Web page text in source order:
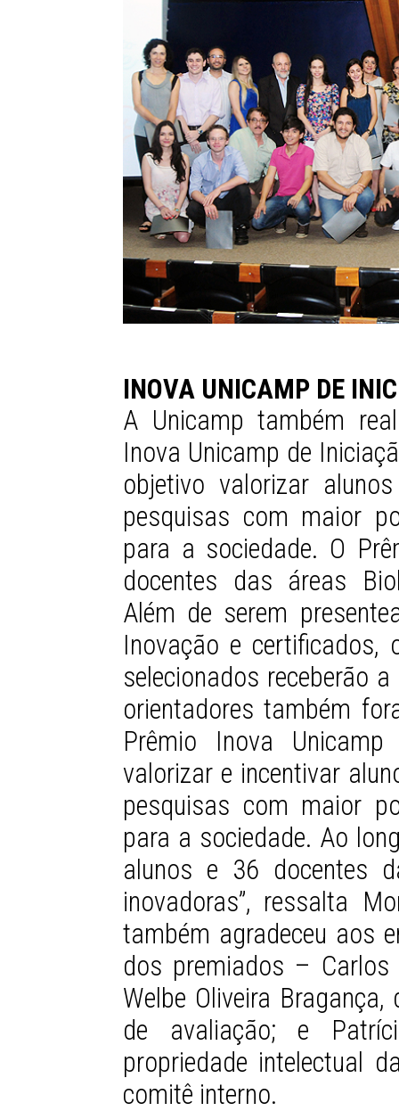
INOVA UNICAMP DE
A Unicamp também
Inova Unicamp de
objetivo valorizar
pesquisas com maior
para a sociedade. O
docentes das áreas
Além de serem
Inovação e
selecionados receberão
orientadores também
Prêmio Inova
valorizar e incentivar
pesquisas com maior
para a sociedade. Ao
alunos e 36 docentes
inovadoras”, ressalta
também agradeceu aos
dos premiados –
Welbe Oliveira
de avaliação; e
propriedade intelectual
comitê interno.